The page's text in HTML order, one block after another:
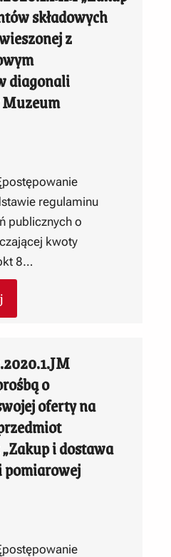
składowych
z
diagonali
regulaminu
publicznych o
kwoty
8…
o
oferty na
i dostawa